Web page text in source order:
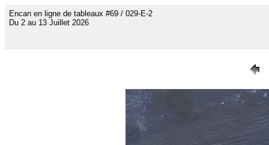
Encan en ligne de tableaux #69 / 029-E-2
Du 2 au 13 Juillet 2026